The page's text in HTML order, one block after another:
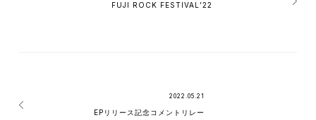
FUJI ROCK FESTIVAL’22
2022.05.21
EPリリース記念コメントリレー